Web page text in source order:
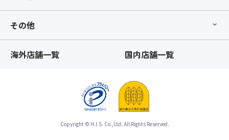
その他
海外店舗一覧 国内店舗一覧
Copyright © H.I.S. Co.,Ltd. All Rights Reserved.